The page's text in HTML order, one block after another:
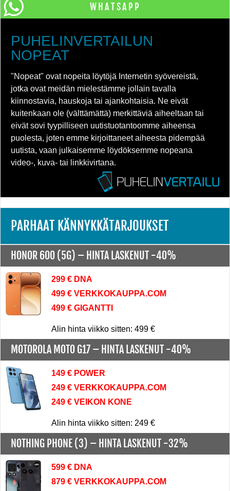
WHATSAPP
PUHELINVERTAILUN
NOPEAT
"Nopeat" ovat nopeita löytöjä Internetin syövereistä,
jotka ovat meidän mielestämme jollain tavalla
kiinnostavia, hauskoja tai ajankohtaisia. Ne eivät
kuitenkaan ole (välttämättä) merkittäviä aiheeltaan tai
eivät sovi tyypilliseen uutistuotantoomme aiheensa
puolesta, joten emme kirjoittaneet aiheesta pidempää
uutista, vaan julkaisemme löydöksemme nopeana
video-, kuva- tai linkkivirtana.
PARHAAT KÄNNYKKÄTARJOUKSET
HONOR 600 (5G) – HINTA LASKENUT -40%
299 € DNA
499 € VERKKOKAUPPA.COM
499 € GIGANTTI
Alin hinta viikko sitten: 499 €
MOTOROLA MOTO G17 – HINTA LASKENUT -40%
149 € POWER
249 € VERKKOKAUPPA.COM
249 € VEIKON KONE
Alin hinta viikko sitten: 249 €
NOTHING PHONE (3) – HINTA LASKENUT -32%
599 € DNA
879 € VERKKOKAUPPA.COM